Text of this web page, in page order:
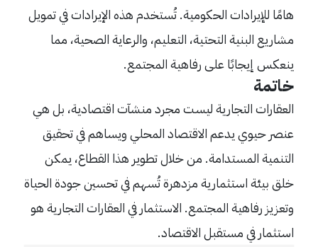
هامًا للإيرادات الحكومية. تُستخدم هذه الإيرادات في تمويل
مشاريع البنية التحتية، التعليم، والرعاية الصحية، مما
ينعكس إيجابًا على رفاهية المجتمع.
خاتمة
العقارات التجارية ليست مجرد منشآت اقتصادية، بل هي
عنصر حيوي يدعم الاقتصاد المحلي ويساهم في تحقيق
التنمية المستدامة. من خلال تطوير هذا القطاع، يمكن
خلق بيئة استثمارية مزدهرة تُسهم في تحسين جودة الحياة
وتعزيز رفاهية المجتمع. الاستثمار في العقارات التجارية هو
استثمار في مستقبل الاقتصاد.